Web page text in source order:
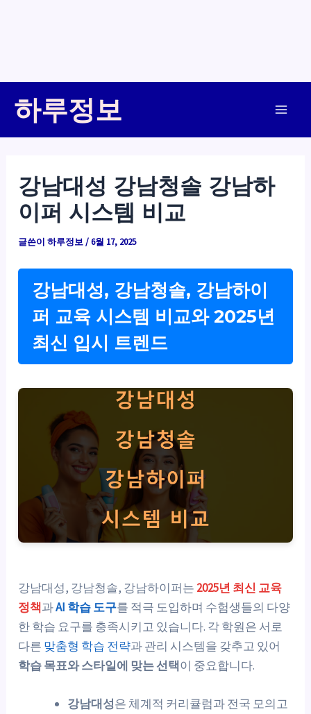
하루정보
강남대성 강남청솔 강남하
이퍼 시스템 비교
글쓴이하루정보/6월 17, 2025
강남대성, 강남청솔, 강남하이
퍼 교육 시스템 비교와 2025년
최신 입시 트렌드
강남대성, 강남청솔, 강남하이퍼는 2025년 최신 교육
정책과AI 학습 도구를 적극 도입하며 수험생들의 다양
한 학습 요구를 충족시키고 있습니다. 각 학원은 서로
다른 맞춤형 학습 전략과 관리 시스템을 갖추고 있어
학습 목표와 스타일에 맞는 선택이 중요합니다.
강남대성은 체계적 커리큘럼과 전국 모의고